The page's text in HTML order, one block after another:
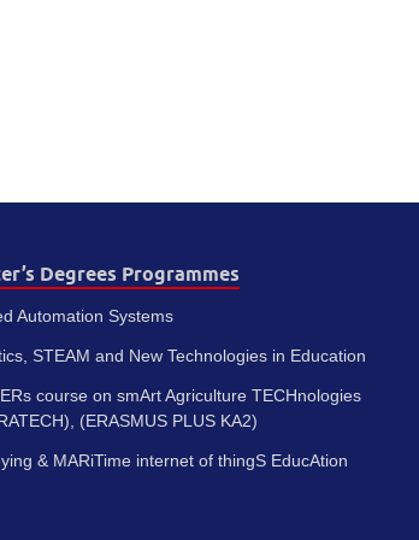
Degrees Programmes
Automation Systems
STEAM and New Technologies in Education
course on smArt Agriculture TECHnologies
(ERASMUS PLUS KA2)
& MARiTime internet of thingS EducAtion